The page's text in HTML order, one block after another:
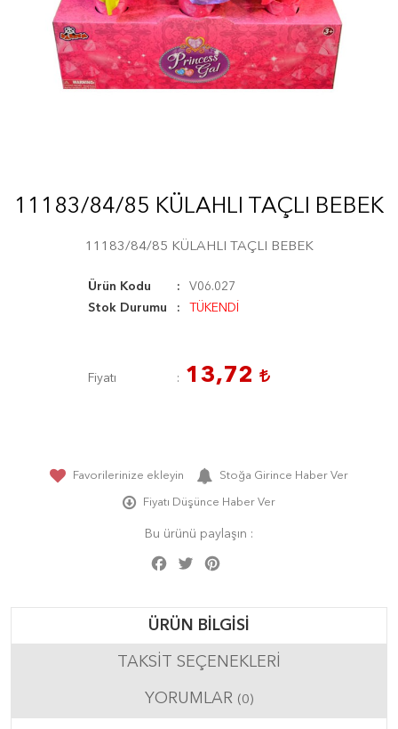
11183/84/85 KÜLAHLI TAÇLI BEBEK
11183/84/85 KÜLAHLI TAÇLI BEBEK
Ürün Kodu
V06.027
Stok Durumu
TÜKENDİ
Fiyatı 13,72
Favorilerinize ekleyin Stoğa Girince Haber Ver
Fiyatı Düşünce Haber Ver
Bu ürünü paylaşın :
Facebook
Twitter
ÜRÜN BILGISI
TAKSIT SEÇENEKLERI
YORUMLAR (0)